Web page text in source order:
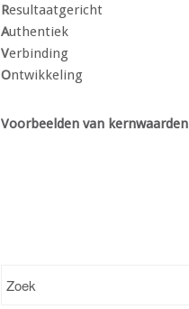
Resultaatgericht
Authentiek
Verbinding
Ontwikkeling
Voorbeelden van kernwaarden